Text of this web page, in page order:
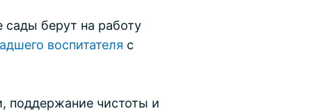
сады берут на работу
воспитателя с
поддержание чистоты и